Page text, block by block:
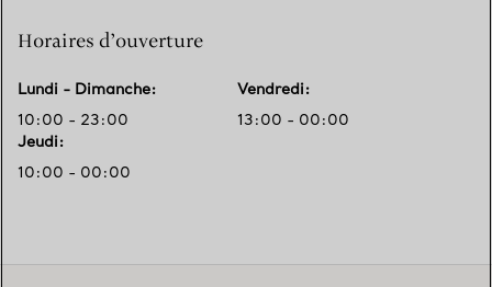
Horaires d’ouverture
Lundi - Dimanche:
10:00 - 23:00
Vendredi:
13:00 - 00:00
Jeudi:
10:00 - 00:00